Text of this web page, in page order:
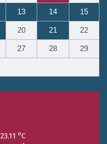
13 14 15
20 21 22
27 28 29
23.11 oC